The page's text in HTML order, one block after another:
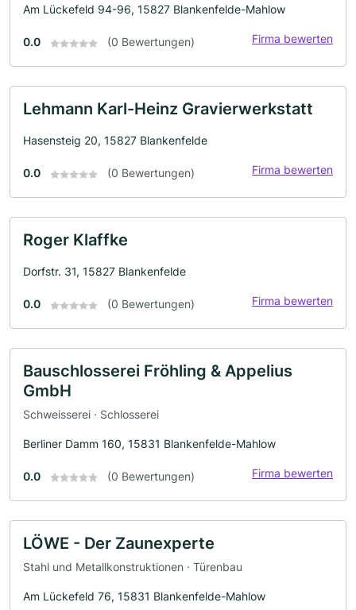
Am Lückefeld 94-96, 15827 Blankenfelde-Mahlow
0.0 (0 Bewertungen) Firma bewerten
Lehmann Karl-Heinz Gravierwerkstatt
Hasensteig 20, 15827 Blankenfelde
0.0 (0 Bewertungen) Firma bewerten
Roger Klaffke
Dorfstr. 31, 15827 Blankenfelde
0.0 (0 Bewertungen) Firma bewerten
Bauschlosserei Fröhling & Appelius
GmbH
Schweisserei · Schlosserei
Berliner Damm 160, 15831 Blankenfelde-Mahlow
0.0 (0 Bewertungen) Firma bewerten
LÖWE - Der Zaunexperte
Stahl und Metallkonstruktionen · Türenbau
Am Lückefeld 76, 15831 Blankenfelde-Mahlow